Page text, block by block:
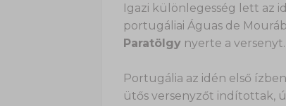
Igazi különlegesség lett az
portugáliai Águas de
Paratölgynyerte a versenyt.
Portugália az idén első
ütős versenyzőt indítottak,